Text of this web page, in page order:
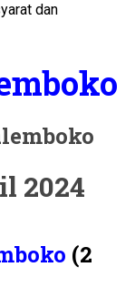
dan
2024
(2